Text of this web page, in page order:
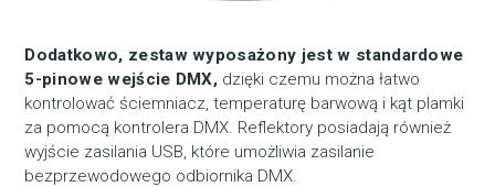
Dodatkowo, zestaw wyposażony jest w standardowe
5-pinowe wejście DMX, dzięki czemu można łatwo
kontrolować ściemniacz, temperaturę barwową i kąt plamki
za pomocą kontrolera DMX. Reflektory posiadają również
wyjście zasilania USB, które umożliwia zasilanie
bezprzewodowego odbiornika DMX.